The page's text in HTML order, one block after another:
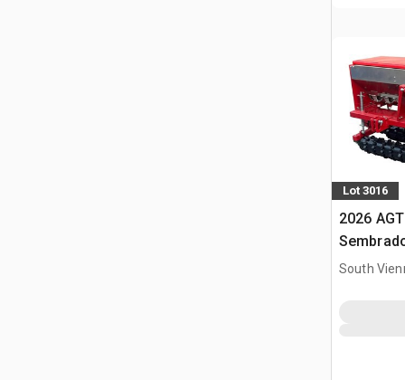
Lot 3016
2026
South